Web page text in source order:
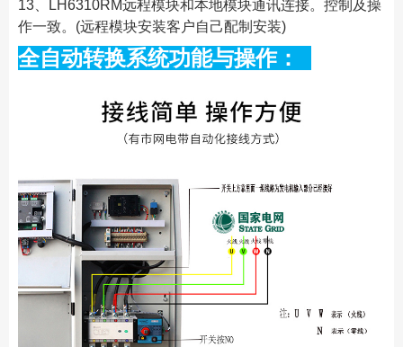
13、LH6310RM远程模块和本地模块通讯连接。控制及操
作一致。(远程模块安装客户自己配制安装)
全自动转换系统功能与操作：